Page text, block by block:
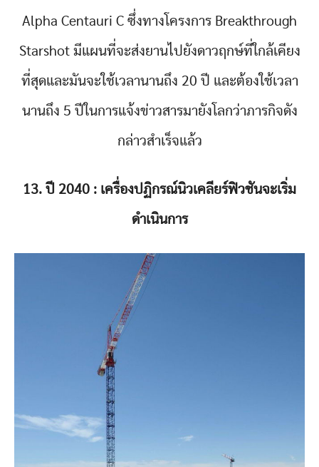
Alpha Centauri C ซึ่งทางโครงการ Breakthrough
Starshot มีแผนที่จะส่งยานไปยังดาวฤกษ์ที่ใกล้เคียง
ที่สุดและมันจะใช้เวลานานถึง 20 ปี และต้องใช้เวลา
นานถึง 5 ปีในการแจ้งข่าวสารมายังโลกว่าภารกิจดัง
กล่าวสำเร็จแล้ว
13. ปี 2040 : เครื่องปฏิกรณ์นิวเคลียร์ฟิวชันจะเริ่ม
ดำเนินการ